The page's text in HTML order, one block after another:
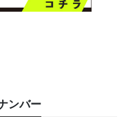
ンバー